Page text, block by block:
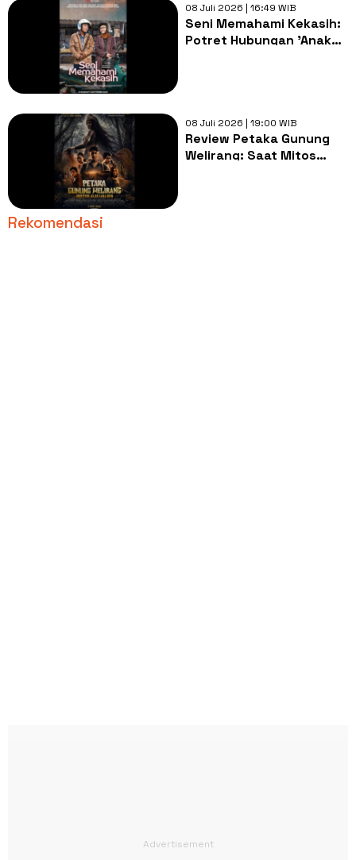
08 Juli 2026 | 16:49 WIB
Seni Memahami Kekasih:
Potret Hubungan 'Anak
08 Juli 2026 | 19:00 WIB
Review Petaka Gunung
Welirang: Saat Mitos
Rekomendasi